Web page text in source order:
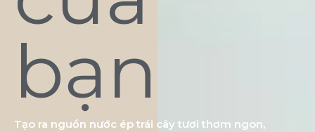
bạn
Tạo ra nguồn nước ép trái cây tươi thơm ngon,